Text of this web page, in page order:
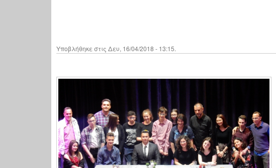
Υποβλήθηκε στις Δευ, 16/04/2018 - 13:15.